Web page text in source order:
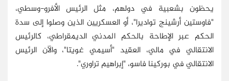
يحظون بشعبية في دولهم، مثل الرئيس الأفرو-وسطي،
"فاوستين أرشينج تواديرا"، أو العسكريين الذين وصلوا إلى سدة
الحكم عبر الإطاحة بالحكم المدني الديمقراطي، كالرئيس
الانتقالي في مالي، العقيد "أسيمي غويتا"، والآن الرئيس
الانتقالي في بوركينا فاسو، "إبراهيم تراوري".